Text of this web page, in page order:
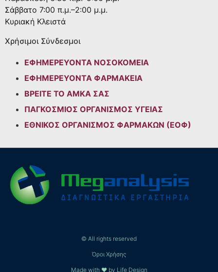
Σάββατο 7:00 π.μ.–2:00 μ.μ.
Κυριακή Κλειστά
Χρήσιμοι Σύνδεσμοι
ΕΦΗΜΕΡΕΥΟΝΤΑ ΝΟΣΟΚΟΜΕΙΑ
ΕΦΗΜΕΡΕΥΟΝΤΑ ΦΑΡΜΑΚΕΙΑ
ΒΡΕΙΤΕ ΤΟ ΑΜΚΑ ΣΑΣ
ΠΑΓΚΟΣΜΙΟΣ ΟΡΓΑΝΙΣΜΟΣ ΥΓΕΙΑΣ
ΕΘΝΙΚΟΣ ΟΡΓΑΝΙΣΜΟΣ ΦΑΡΜΑΚΩΝ (ΕΟΦ)
© All rights reserved
Όροι Χρήσης
Made with ❤ by Life Design